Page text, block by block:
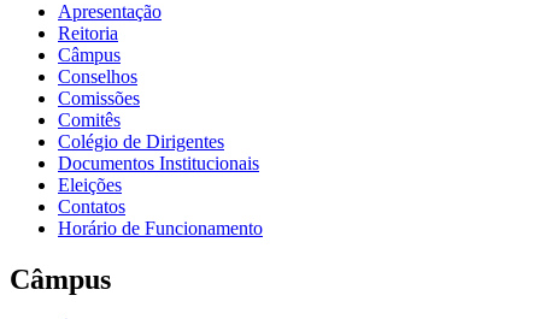
Apresentação
Reitoria
Câmpus
Conselhos
Comissões
Comitês
Colégio de Dirigentes
Documentos Institucionais
Eleições
Contatos
Horário de Funcionamento
Câmpus